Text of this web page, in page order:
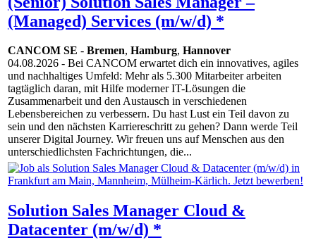
(Managed) Services (m/w/d) *
CANCOM SE - Bremen, Hamburg, Hannover
04.08.2026 - Bei CANCOM erwartet dich ein innovatives, agiles
und nachhaltiges Umfeld: Mehr als 5.300 Mitarbeiter arbeiten
tagtäglich daran, mit Hilfe moderner IT-Lösungen die
Zusammenarbeit und den Austausch in verschiedenen
Lebensbereichen zu verbessern. Du hast Lust ein Teil davon zu
sein und den nächsten Karriereschritt zu gehen? Dann werde Teil
unserer Digital Journey. Wir freuen uns auf Menschen aus den
unterschiedlichsten Fachrichtungen, die...
Solution Sales Manager Cloud &
Datacenter (m/w/d) *